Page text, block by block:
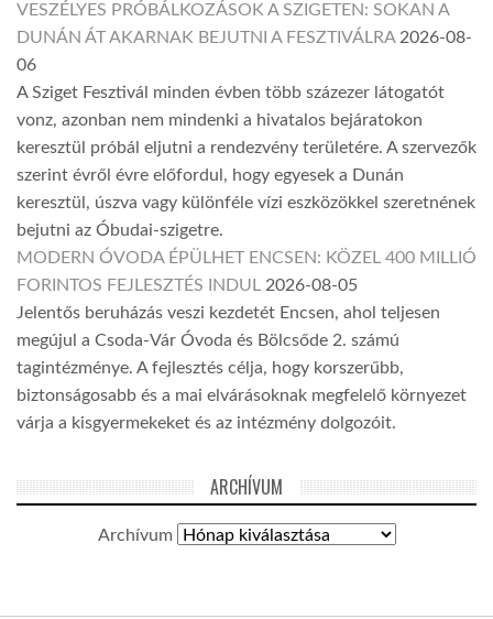
VESZÉLYES PRÓBÁLKOZÁSOK A SZIGETEN: SOKAN A
DUNÁN ÁT AKARNAK BEJUTNI A FESZTIVÁLRA 2026-08-
06
A Sziget Fesztivál minden évben több százezer látogatót
vonz, azonban nem mindenki a hivatalos bejáratokon
keresztül próbál eljutni a rendezvény területére. A szervezők
szerint évről évre előfordul, hogy egyesek a Dunán
keresztül, úszva vagy különféle vízi eszközökkel szeretnének
bejutni az Óbudai-szigetre.
MODERN ÓVODA ÉPÜLHET ENCSEN: KÖZEL 400 MILLIÓ
FORINTOS FEJLESZTÉS INDUL 2026-08-05
Jelentős beruházás veszi kezdetét Encsen, ahol teljesen
megújul a Csoda-Vár Óvoda és Bölcsőde 2. számú
tagintézménye. A fejlesztés célja, hogy korszerűbb,
biztonságosabb és a mai elvárásoknak megfelelő környezet
várja a kisgyermekeket és az intézmény dolgozóit.
ARCHÍVUM
Archívum